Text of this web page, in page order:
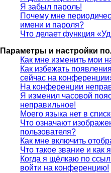
Я забыл пароль!
Почему мне
имени и пароля?
Что делает функция
Параметры и настройки
Как мне изменить мои
Как избежать
сейчас на
На конференции
Я изменил часовой
неправильное!
Моего языка нет в
Что означают
пользователя?
Как мне включить
Что такое звание и как
Когда я щёлкаю по
войти на конференцию!